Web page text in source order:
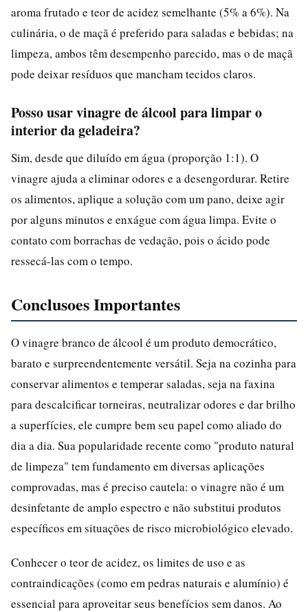
aroma frutado e teor de acidez semelhante (5% a 6%). Na
culinária, o de maçã é preferido para saladas e bebidas; na
limpeza, ambos têm desempenho parecido, mas o de maçã
pode deixar resíduos que mancham tecidos claros.
Posso usar vinagre de álcool para limpar o
interior da geladeira?
Sim, desde que diluído em água (proporção 1:1). O
vinagre ajuda a eliminar odores e a desengordurar. Retire
os alimentos, aplique a solução com um pano, deixe agir
por alguns minutos e enxágue com água limpa. Evite o
contato com borrachas de vedação, pois o ácido pode
ressecá-las com o tempo.
Conclusoes Importantes
O vinagre branco de álcool é um produto democrático,
barato e surpreendentemente versátil. Seja na cozinha para
conservar alimentos e temperar saladas, seja na faxina
para descalcificar torneiras, neutralizar odores e dar brilho
a superfícies, ele cumpre bem seu papel como aliado do
dia a dia. Sua popularidade recente como "produto natural
de limpeza" tem fundamento em diversas aplicações
comprovadas, mas é preciso cautela: o vinagre não é um
desinfetante de amplo espectro e não substitui produtos
específicos em situações de risco microbiológico elevado.
Conhecer o teor de acidez, os limites de uso e as
contraindicações (como em pedras naturais e alumínio) é
essencial para aproveitar seus benefícios sem danos. Ao